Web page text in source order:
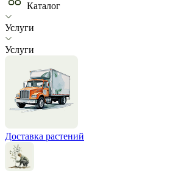
Каталог
Услуги
Услуги
Доставка растений